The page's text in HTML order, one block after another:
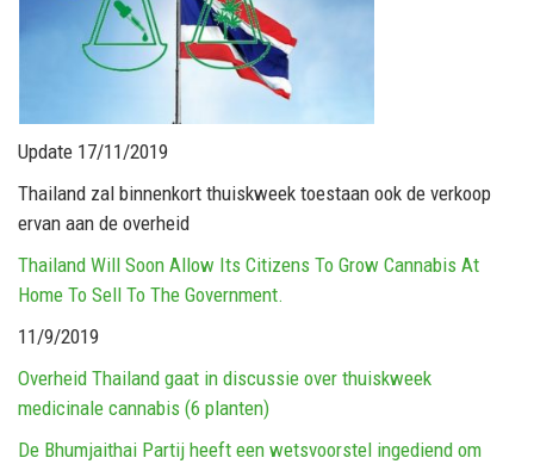
Update 17/11/2019
Thailand zal binnenkort thuiskweek toestaan ook de verkoop
ervan aan de overheid
Thailand Will Soon Allow Its Citizens To Grow Cannabis At
Home To Sell To The Government.
11/9/2019
Overheid Thailand gaat in discussie over thuiskweek
medicinale cannabis (6 planten)
De Bhumjaithai Partij heeft een wetsvoorstel ingediend om